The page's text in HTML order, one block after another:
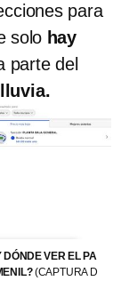
para
solo hay
parte del
VER EL PA
(CAPTURA D